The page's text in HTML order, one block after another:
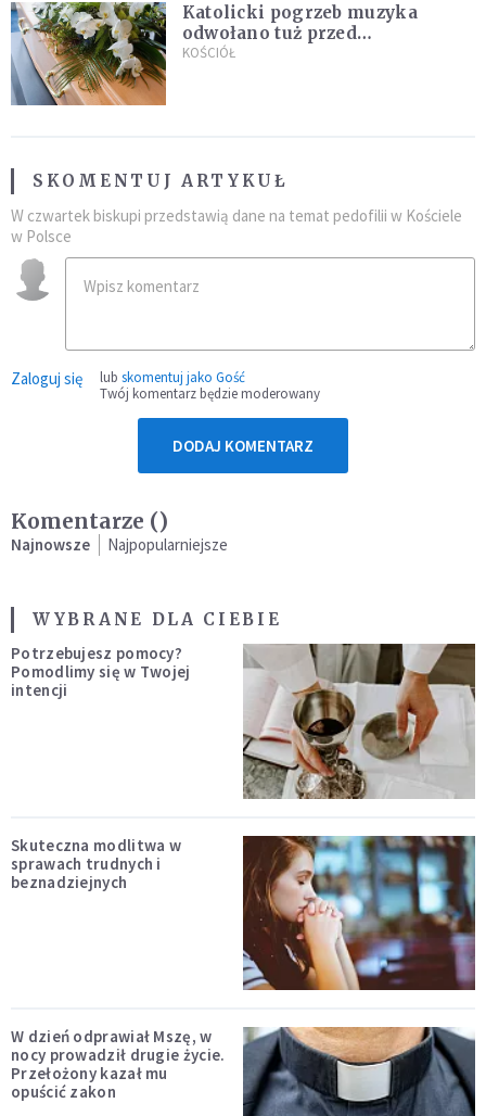
Katolicki pogrzeb muzyka
odwołano tuż przed
uroczystością. Powodem była
KOŚCIÓŁ
SKOMENTUJ ARTYKUŁ
W czwartek biskupi przedstawią dane na temat pedofilii w Kościele
w Polsce
Zaloguj się lub skomentuj jako Gość
Twój komentarz będzie moderowany
DODAJ KOMENTARZ
Komentarze ()
Najnowsze Najpopularniejsze
WYBRANE DLA CIEBIE
Potrzebujesz pomocy?
Pomodlimy się w Twojej
intencji
Skuteczna modlitwa w
sprawach trudnych i
beznadziejnych
W dzień odprawiał Mszę, w
nocy prowadził drugie życie.
Przełożony kazał mu
opuścić zakon